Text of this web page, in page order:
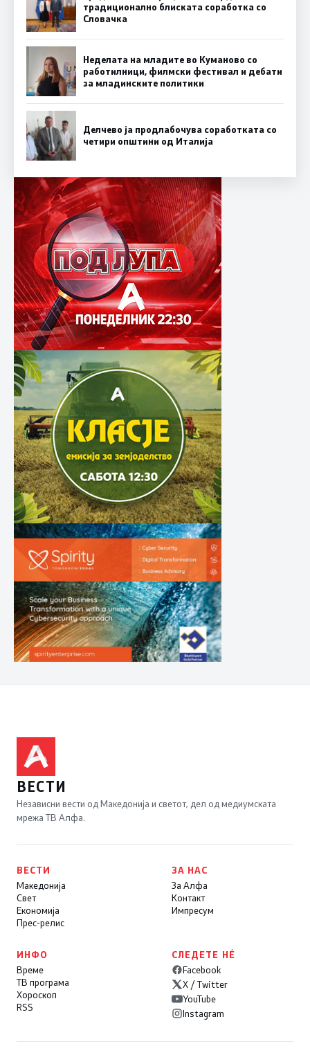
традиционално блиската соработка со
Словачка
Неделата на младите во Куманово со
работилници, филмски фестивал и дебати
за младинските политики
Делчево ја продлабочува соработката со
четири општини од Италија
ВЕСТИ
Независни вести од Македонија и светот, дел од медиумската
мрежа ТВ Алфа.
ВЕСТИ
Македонија
Свет
Економија
Прес-релис
ЗА НАС
За Алфа
Контакт
Импресум
ИНФО
Време
ТВ програма
Хороскоп
RSS
СЛЕДЕТЕ НÉ
Facebook
X / Twitter
YouTube
Instagram